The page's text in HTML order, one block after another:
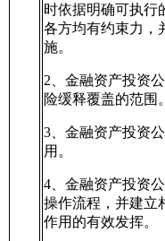
时依据明确可执行
各方均有约束力，
施。
2、金融资产投资
险缓释覆盖的范围。
3、金融资产投资
用。
4、金融资产投资
操作流程，并建立
作用的有效发挥。